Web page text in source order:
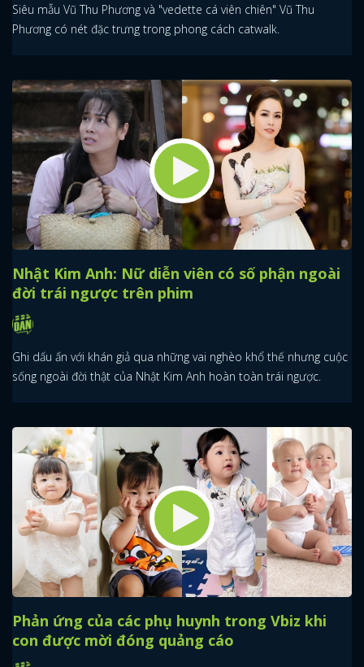
Siêu mẫu Vũ Thu Phương và "vedette cá viên chiên" Vũ Thu
Phương có nét đặc trưng trong phong cách catwalk.
Nhật Kim Anh: Nữ diễn viên có số phận ngoài
đời trái ngược trên phim
Ghi dấu ấn với khán giả qua những vai nghèo khổ thế nhưng cuộc
sống ngoài đời thật của Nhật Kim Anh hoàn toàn trái ngược.
Phản ứng của các phụ huynh trong Vbiz khi
con được mời đóng quảng cáo